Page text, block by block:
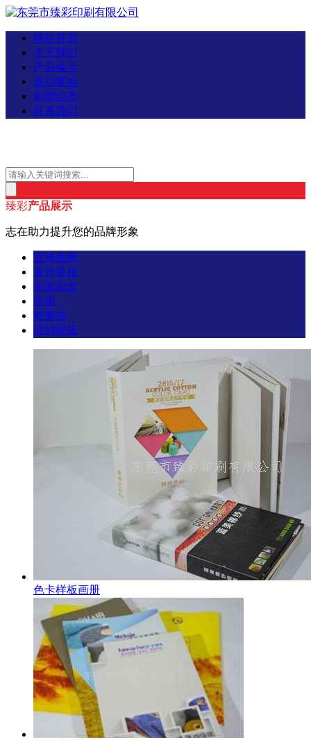
网站首页
关于我们
产品展示
成功案例
新闻动态
联系我们
臻彩产品展示
志在助力提升您的品牌形象
宣传画册
宣传单张
包装彩盒
吊旗
档案袋
信封便笺
色卡样板画册